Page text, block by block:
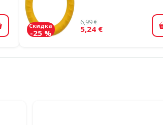
корзину
6,99 €
5,24 €
Скидка
-25 %